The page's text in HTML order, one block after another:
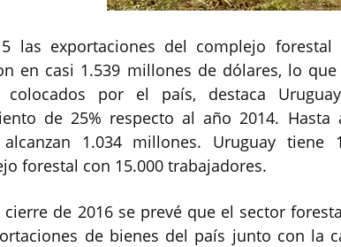
las exportaciones del complejo
en casi 1.539 millones de dólares, lo
colocados por el país, destaca
de 25% respecto al año 2014.
1.034 millones. Uruguay tiene
forestal con 15.000 trabajadores.
cierre de 2016 se prevé que el sector
de bienes del país junto con la